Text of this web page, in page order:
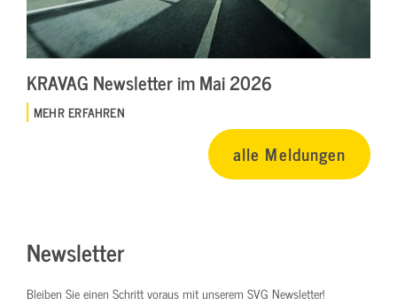
KRAVAG Newsletter im Mai 2026
MEHR ERFAHREN
alle Meldungen
Newsletter
Bleiben Sie einen Schritt voraus mit unserem SVG Newsletter!